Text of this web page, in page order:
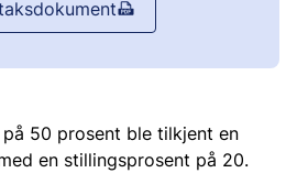
50 prosent ble tilkjent en
en stillingsprosent på 20.